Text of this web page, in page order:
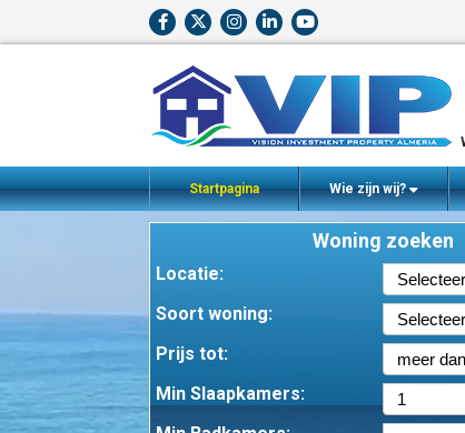
Startpagina Wie zijn wij?
Woning zoeken
Locatie:
Soort woning:
Prijs tot:
Min Slaapkamers: